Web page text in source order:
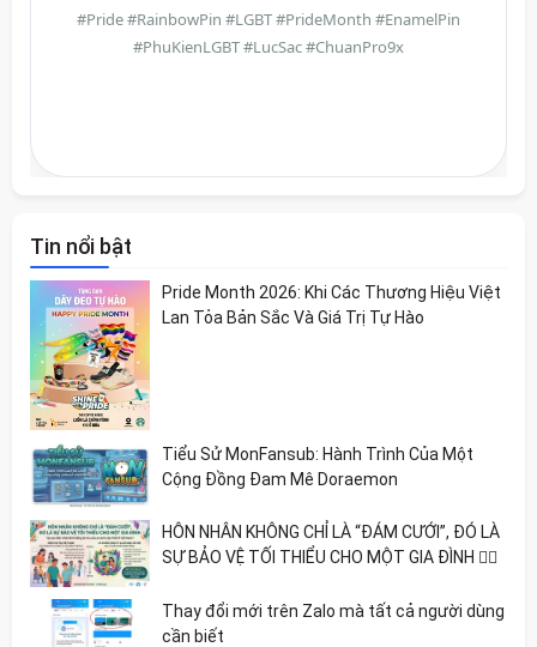
#Pride #RainbowPin #LGBT #PrideMonth #EnamelPin
#PhuKienLGBT #LucSac #ChuanPro9x
Tin nổi bật
Pride Month 2026: Khi Các Thương Hiệu Việt
Lan Tỏa Bản Sắc Và Giá Trị Tự Hào
Tiểu Sử MonFansub: Hành Trình Của Một
Cộng Đồng Đam Mê Doraemon
HÔN NHÂN KHÔNG CHỈ LÀ “ĐÁM CƯỚI”, ĐÓ LÀ
SỰ BẢO VỆ TỐI THIỂU CHO MỘT GIA ĐÌNH 🏳️‍🌈
Thay đổi mới trên Zalo mà tất cả người dùng
cần biết